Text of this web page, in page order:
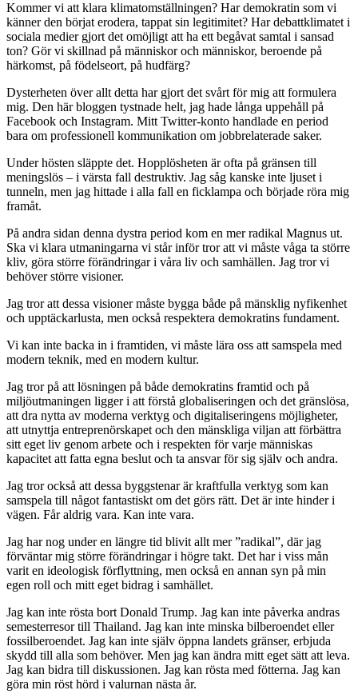
Kommer vi att klara klimatomställningen? Har demokratin som vi
känner den börjat erodera, tappat sin legitimitet? Har debattklimatet i
sociala medier gjort det omöjligt att ha ett begåvat samtal i sansad
ton? Gör vi skillnad på människor och människor, beroende på
härkomst, på födelseort, på hudfärg?
Dysterheten över allt detta har gjort det svårt för mig att formulera
mig. Den här bloggen tystnade helt, jag hade långa uppehåll på
Facebook och Instagram. Mitt Twitter-konto handlade en period
bara om professionell kommunikation om jobbrelaterade saker.
Under hösten släppte det. Hopplösheten är ofta på gränsen till
meningslös – i värsta fall destruktiv. Jag såg kanske inte ljuset i
tunneln, men jag hittade i alla fall en ficklampa och började röra mig
framåt.
På andra sidan denna dystra period kom en mer radikal Magnus ut.
Ska vi klara utmaningarna vi står inför tror att vi måste våga ta större
kliv, göra större förändringar i våra liv och samhällen. Jag tror vi
behöver större visioner.
Jag tror att dessa visioner måste bygga både på mänsklig nyfikenhet
och upptäckarlusta, men också respektera demokratins fundament.
Vi kan inte backa in i framtiden, vi måste lära oss att samspela med
modern teknik, med en modern kultur.
Jag tror på att lösningen på både demokratins framtid och på
miljöutmaningen ligger i att förstå globaliseringen och det gränslösa,
att dra nytta av moderna verktyg och digitaliseringens möjligheter,
att utnyttja entreprenörskapet och den mänskliga viljan att förbättra
sitt eget liv genom arbete och i respekten för varje människas
kapacitet att fatta egna beslut och ta ansvar för sig själv och andra.
Jag tror också att dessa byggstenar är kraftfulla verktyg som kan
samspela till något fantastiskt om det görs rätt. Det är inte hinder i
vägen. Får aldrig vara. Kan inte vara.
Jag har nog under en längre tid blivit allt mer ”radikal”, där jag
förväntar mig större förändringar i högre takt. Det har i viss mån
varit en ideologisk förflyttning, men också en annan syn på min
egen roll och mitt eget bidrag i samhället.
Jag kan inte rösta bort Donald Trump. Jag kan inte påverka andras
semesterresor till Thailand. Jag kan inte minska bilberoendet eller
fossilberoendet. Jag kan inte själv öppna landets gränser, erbjuda
skydd till alla som behöver. Men jag kan ändra mitt eget sätt att leva.
Jag kan bidra till diskussionen. Jag kan rösta med fötterna. Jag kan
göra min röst hörd i valurnan nästa år.